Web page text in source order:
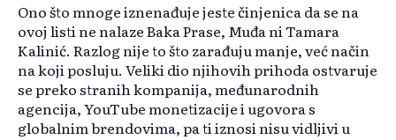
Ono što mnoge iznenađuje jeste činjenica da se na
ovoj listi ne nalaze Baka Prase, Muđa ni Tamara
Kalinić. Razlog nije to što zarađuju manje, već način
na koji posluju. Veliki dio njihovih prihoda ostvaruje
se preko stranih kompanija, međunarodnih
agencija, YouTube monetizacije i ugovora s
globalnim brendovima, pa ti iznosi nisu vidljivi u